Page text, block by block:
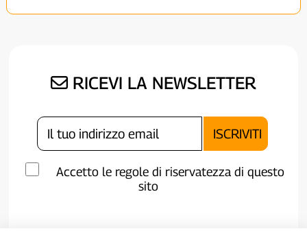
RICEVI LA NEWSLETTER
Accetto le regole di riservatezza di questo
sito